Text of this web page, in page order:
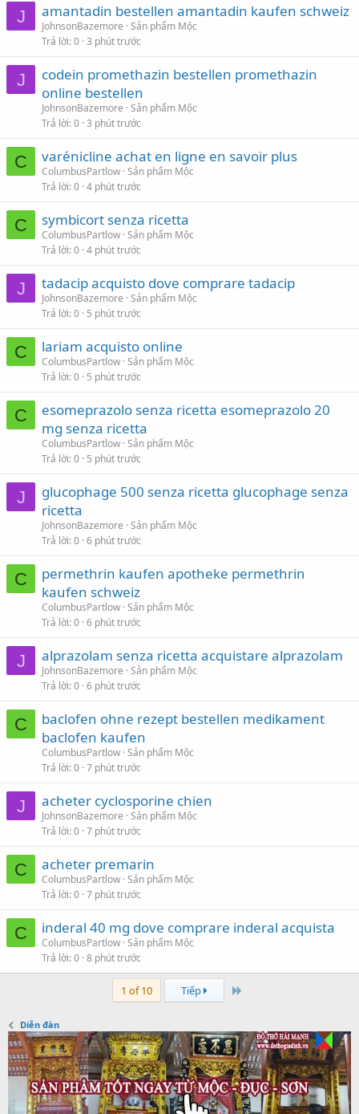
J amantadin bestellen amantadin kaufen schweiz
JohnsonBazemore Sản phẩm Mộc
Trả lời 0 3 phút trước
J
codein promethazin bestellen promethazin
online bestellen
JohnsonBazemore Sản phẩm Mộc
Trả lời 0 3 phút trước
C varénicline achat en ligne en savoir plus
ColumbusPartlow Sản phẩm Mộc
Trả lời 0 4 phút trước
C symbicort senza ricetta
ColumbusPartlow Sản phẩm Mộc
Trả lời 0 4 phút trước
J tadacip acquisto dove comprare tadacip
JohnsonBazemore Sản phẩm Mộc
Trả lời 0 5 phút trước
C lariam acquisto online
ColumbusPartlow Sản phẩm Mộc
Trả lời 0 5 phút trước
C
esomeprazolo senza ricetta esomeprazolo 20
mg senza ricetta
ColumbusPartlow Sản phẩm Mộc
Trả lời 0 5 phút trước
J
glucophage 500 senza ricetta glucophage senza
ricetta
JohnsonBazemore Sản phẩm Mộc
Trả lời 0 6 phút trước
C
permethrin kaufen apotheke permethrin
kaufen schweiz
ColumbusPartlow Sản phẩm Mộc
Trả lời 0 6 phút trước
J alprazolam senza ricetta acquistare alprazolam
JohnsonBazemore Sản phẩm Mộc
Trả lời 0 6 phút trước
C
baclofen ohne rezept bestellen medikament
baclofen kaufen
ColumbusPartlow Sản phẩm Mộc
Trả lời 0 7 phút trước
J acheter cyclosporine chien
JohnsonBazemore Sản phẩm Mộc
Trả lời 0 7 phút trước
C acheter premarin
ColumbusPartlow Sản phẩm Mộc
Trả lời 0 7 phút trước
C inderal 40 mg dove comprare inderal acquista
ColumbusPartlow Sản phẩm Mộc
Trả lời 0 8 phút trước
1 of 10 Tiếp
Diễn đàn